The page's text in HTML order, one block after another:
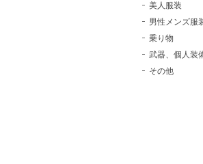
美人服装
男性メンズ服
乗り物
武器、個人装
その他